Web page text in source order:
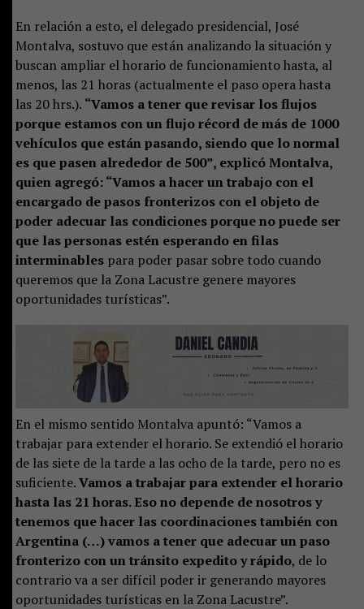
En relación a esto, el delegado presidencial, José
Montalva, sostuvo que están analizando la situación y
buscan ampliar el horario de funcionamiento hasta, al
menos, las 21 horas (actualmente el paso opera hasta
las 20 hrs.). “Vamos a tener que revisar los flujos
porque estamos con un flujo récord de más de 1000
vehículos que están pasando, siendo que lo normal
es que pasen alrededor de 500”, explicó Montalva,
quien agregó: “Vamos a hacer un trabajo con el
encargado de pasos fronterizos con el objeto de
poder adecuar las condiciones porque no puede ser
que las personas estén esperando en filas
interminablespara poder pasar sobre todo cuando
queremos que la Zona Lacustre genere mayores
oportunidades turísticas”.
En el mismo sentido Montalva apuntó: “Vamos a
trabajar para extender el horario. Se extendió el horario
de las siete de la tarde a las ocho de la tarde, pero no es
suficiente.Vamos a trabajar para extender el horario
hasta las 21 horas. Eso no depende de nosotros y
tenemos que hacer las coordinaciones también con
Argentina (…) vamos a tener que adecuar un paso
fronterizo con un tránsito expedito y rápido, de lo
contrario va a ser difícil poder ir generando mayores
oportunidades turísticas en la Zona Lacustre”.